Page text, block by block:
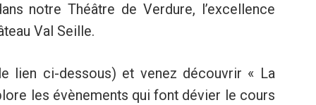
notre Théâtre de Verdure, l’excellence
Val Seille.
lien ci-dessous) et venez découvrir « La
les évènements qui font dévier le cours